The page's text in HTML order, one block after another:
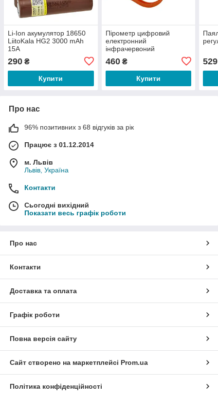
Li-Ion акумулятор 18650
LiitoKala HG2 3000 mAh
15А
290 ₴
Купити
Пірометр цифровий
електронний
інфрачервоний
термометр (-50C - +220C)
460₴
Купити
529
Про нас
96% позитивних з 68 відгуків за рік
Працює з 01.12.2014
м. Львів
Львів, Україна
Контакти
Сьогодні вихідний
Показати весь графік роботи
Про нас
Контакти
Доставка та оплата
Графік роботи
Повна версія сайту
Сайт створено на маркетплейсі Prom.ua
Політика конфіденційності